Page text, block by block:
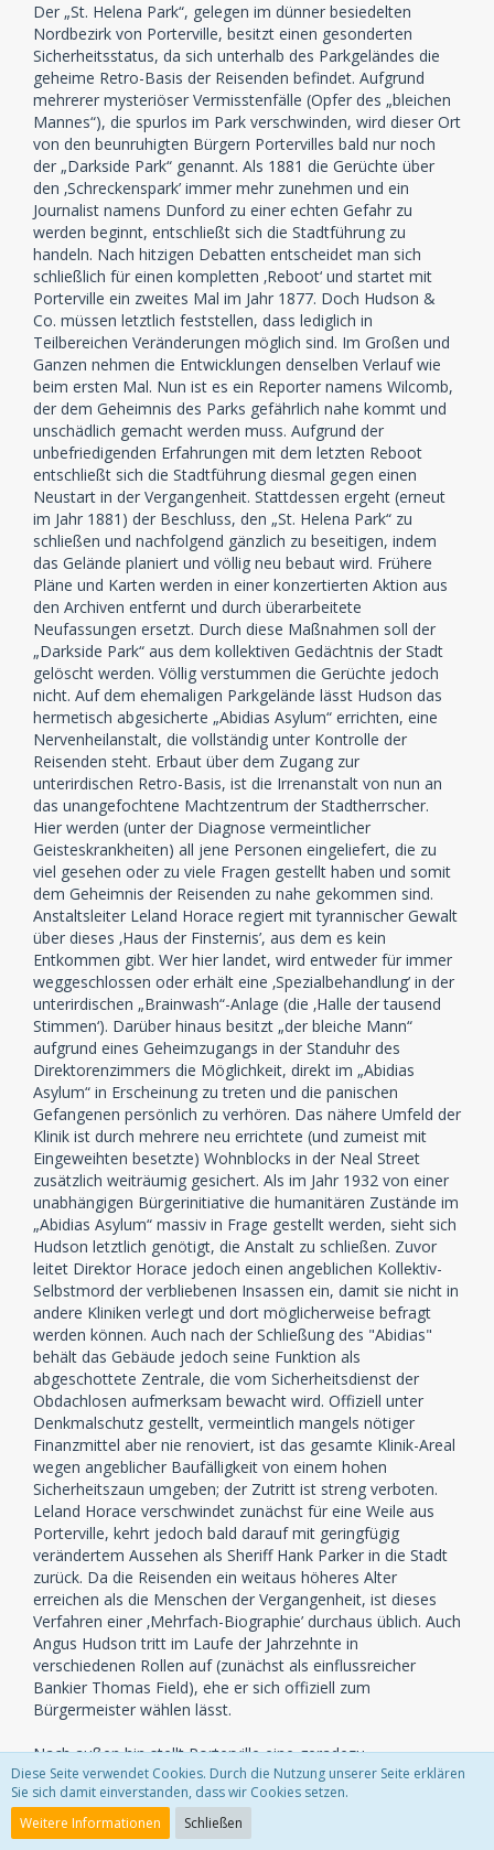
Der „St. Helena Park“, gelegen im dünner besiedelten
Nordbezirk von Porterville, besitzt einen gesonderten
Sicherheitsstatus, da sich unterhalb des Parkgeländes die
geheime Retro-Basis der Reisenden befindet. Aufgrund
mehrerer mysteriöser Vermisstenfälle (Opfer des „bleichen
Mannes“), die spurlos im Park verschwinden, wird dieser Ort
von den beunruhigten Bürgern Portervilles bald nur noch
der „Darkside Park“ genannt. Als 1881 die Gerüchte über
den ‚Schreckenspark’ immer mehr zunehmen und ein
Journalist namens Dunford zu einer echten Gefahr zu
werden beginnt, entschließt sich die Stadtführung zu
handeln. Nach hitzigen Debatten entscheidet man sich
schließlich für einen kompletten ‚Reboot‘ und startet mit
Porterville ein zweites Mal im Jahr 1877. Doch Hudson &
Co. müssen letztlich feststellen, dass lediglich in
Teilbereichen Veränderungen möglich sind. Im Großen und
Ganzen nehmen die Entwicklungen denselben Verlauf wie
beim ersten Mal. Nun ist es ein Reporter namens Wilcomb,
der dem Geheimnis des Parks gefährlich nahe kommt und
unschädlich gemacht werden muss. Aufgrund der
unbefriedigenden Erfahrungen mit dem letzten Reboot
entschließt sich die Stadtführung diesmal gegen einen
Neustart in der Vergangenheit. Stattdessen ergeht (erneut
im Jahr 1881) der Beschluss, den „St. Helena Park“ zu
schließen und nachfolgend gänzlich zu beseitigen, indem
das Gelände planiert und völlig neu bebaut wird. Frühere
Pläne und Karten werden in einer konzertierten Aktion aus
den Archiven entfernt und durch überarbeitete
Neufassungen ersetzt. Durch diese Maßnahmen soll der
„Darkside Park“ aus dem kollektiven Gedächtnis der Stadt
gelöscht werden. Völlig verstummen die Gerüchte jedoch
nicht. Auf dem ehemaligen Parkgelände lässt Hudson das
hermetisch abgesicherte „Abidias Asylum“ errichten, eine
Nervenheilanstalt, die vollständig unter Kontrolle der
Reisenden steht. Erbaut über dem Zugang zur
unterirdischen Retro-Basis, ist die Irrenanstalt von nun an
das unangefochtene Machtzentrum der Stadtherrscher.
Hier werden (unter der Diagnose vermeintlicher
Geisteskrankheiten) all jene Personen eingeliefert, die zu
viel gesehen oder zu viele Fragen gestellt haben und somit
dem Geheimnis der Reisenden zu nahe gekommen sind.
Anstaltsleiter Leland Horace regiert mit tyrannischer Gewalt
über dieses ‚Haus der Finsternis’, aus dem es kein
Entkommen gibt. Wer hier landet, wird entweder für immer
weggeschlossen oder erhält eine ‚Spezialbehandlung’ in der
unterirdischen „Brainwash“-Anlage (die ‚Halle der tausend
Stimmen‘). Darüber hinaus besitzt „der bleiche Mann“
aufgrund eines Geheimzugangs in der Standuhr des
Direktorenzimmers die Möglichkeit, direkt im „Abidias
Asylum“ in Erscheinung zu treten und die panischen
Gefangenen persönlich zu verhören. Das nähere Umfeld der
Klinik ist durch mehrere neu errichtete (und zumeist mit
Eingeweihten besetzte) Wohnblocks in der Neal Street
zusätzlich weiträumig gesichert. Als im Jahr 1932 von einer
unabhängigen Bürgerinitiative die humanitären Zustände im
„Abidias Asylum“ massiv in Frage gestellt werden, sieht sich
Hudson letztlich genötigt, die Anstalt zu schließen. Zuvor
leitet Direktor Horace jedoch einen angeblichen Kollektiv-
Selbstmord der verbliebenen Insassen ein, damit sie nicht in
andere Kliniken verlegt und dort möglicherweise befragt
werden können. Auch nach der Schließung des "Abidias"
behält das Gebäude jedoch seine Funktion als
abgeschottete Zentrale, die vom Sicherheitsdienst der
Obdachlosen aufmerksam bewacht wird. Offiziell unter
Denkmalschutz gestellt, vermeintlich mangels nötiger
Finanzmittel aber nie renoviert, ist das gesamte Klinik-Areal
wegen angeblicher Baufälligkeit von einem hohen
Sicherheitszaun umgeben; der Zutritt ist streng verboten.
Leland Horace verschwindet zunächst für eine Weile aus
Porterville, kehrt jedoch bald darauf mit geringfügig
verändertem Aussehen als Sheriff Hank Parker in die Stadt
zurück. Da die Reisenden ein weitaus höheres Alter
erreichen als die Menschen der Vergangenheit, ist dieses
Verfahren einer ‚Mehrfach-Biographie’ durchaus üblich. Auch
Angus Hudson tritt im Laufe der Jahrzehnte in
verschiedenen Rollen auf (zunächst als einflussreicher
Bankier Thomas Field), ehe er sich offiziell zum
Bürgermeister wählen lässt.
Nach außen hin stellt Porterville eine geradezu
mustergültige Ostküstenstadt mit zahlreichen sozialen und
kulturellen Angeboten dar. Intern entwickelt sie sich schon
bald zu einem menschenverachtenden soziologischen
Versuchslabor, in dem potenzielle künftige Kriminelle
Diese Seite verwendet Cookies. Durch die Nutzung unserer Seite erklären
Sie sich damit einverstanden, dass wir Cookies setzen.
Weitere Informationen
Schließen